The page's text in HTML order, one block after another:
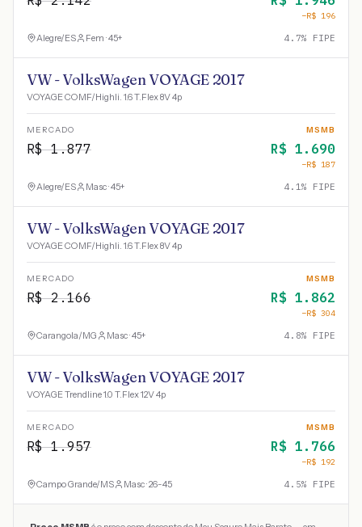
−R$ 196
Alegre/ES Fem · 45+ 4.7% FIPE
VW - VolksWagen VOYAGE 2017
VOYAGE COMF/Highli. 1.6 T.Flex 8V 4p
MERCADO
R$1.877
MSMB
R$ 1.690
−R$ 187
Alegre/ES Masc · 45+ 4.1% FIPE
VW - VolksWagen VOYAGE 2017
VOYAGE COMF/Highli. 1.6 T.Flex 8V 4p
MERCADO
R$2.166
MSMB
R$ 1.862
−R$ 304
Carangola/MG Masc · 45+ 4.8% FIPE
VW - VolksWagen VOYAGE 2017
VOYAGE Trendline 1.0 T.Flex 12V 4p
MERCADO
R$1.957
MSMB
R$ 1.766
−R$ 192
Campo Grande/MS Masc · 26-45 4.5% FIPE